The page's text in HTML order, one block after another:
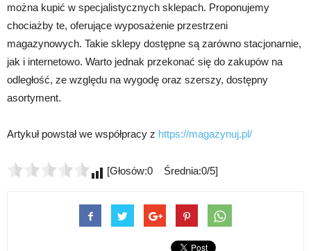
można kupić w specjalistycznych sklepach. Proponujemy
chociażby te, oferujące wyposażenie przestrzeni
magazynowych. Takie sklepy dostępne są zarówno stacjonarnie,
jak i internetowo. Warto jednak przekonać się do zakupów na
odległość, ze względu na wygodę oraz szerszy, dostępny
asortyment.
Artykuł powstał we współpracy z https://magazynuj.pl/
[Głosów:0 Średnia:0/5]